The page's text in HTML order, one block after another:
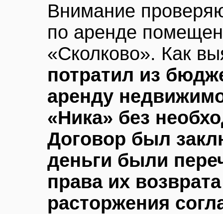
Внимание
по аренде
«Сколково». Как
потратил из
аренду
«Ника» без
Договор был
деньги были
права их
расторжения